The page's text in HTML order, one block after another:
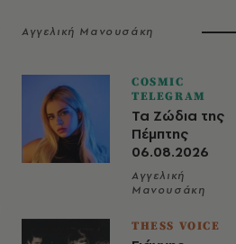
Αγγελική Μανουσάκη
COSMIC
TELEGRAM
Τα Ζώδια της
Πέμπτης
06.08.2026
Αγγελική
Μανουσάκη
THESS VOICE